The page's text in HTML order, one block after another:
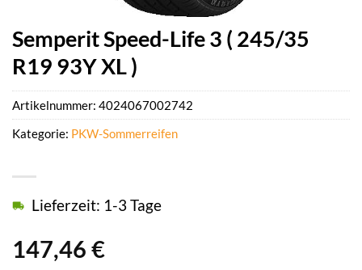
Semperit Speed-Life 3 ( 245/35
R19 93Y XL )
147,46 €
Lieferzeit: 1-3 Tage
Artikelnummer: 4024067002742
Kategorie: PKW-Sommerreifen